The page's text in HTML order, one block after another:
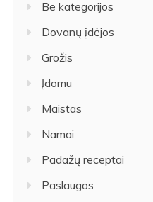
Be kategorijos
Dovanų įdėjos
Grožis
Įdomu
Maistas
Namai
Padažų receptai
Paslaugos